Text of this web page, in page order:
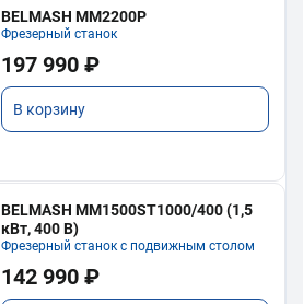
BELMASH MM2200P
Фрезерный станок
197 990 ₽
В корзину
BELMASH MM1500ST1000/400 (1,5
кВт, 400 В)
Фрезерный станок с подвижным столом
142 990 ₽